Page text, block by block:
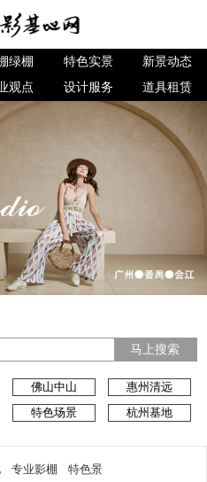
绿棚 特色实景
新景动态
观点 设计服务 道具租赁
马上搜索
佛山中山
惠州清远
特色场景 杭州基地
专业影棚 特色景